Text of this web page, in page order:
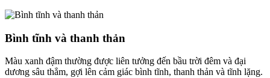
Bình tĩnh và thanh thản
Màu xanh đậm thường được liên tưởng đến bầu trời đêm và đại
dương sâu thẳm, gợi lên cảm giác bình tĩnh, thanh thản và tĩnh lặng.